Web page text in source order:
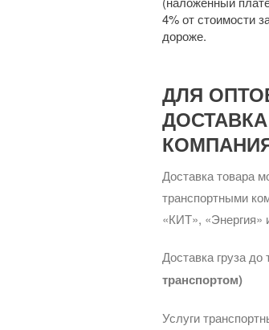
4% от стоимости
дороже.
ДЛЯ
Доставка товара
транспортными
«КИТ»,
Доставка груза
транспортом)
Услуги